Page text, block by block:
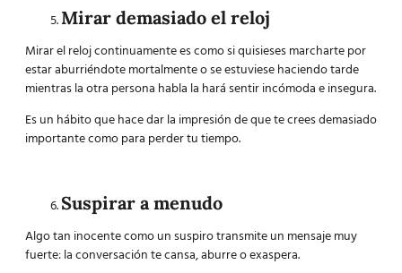
Mirar demasiado el reloj
Mirar el reloj continuamente es como si quisieses marcharte por
estar aburriéndote mortalmente o se estuviese haciendo tarde
mientras la otra persona habla la hará sentir incómoda e insegura.
Es un hábito que hace dar la impresión de que te crees demasiado
importante como para perder tu tiempo.
Suspirar a menudo
Algo tan inocente como un suspiro transmite un mensaje muy
fuerte: la conversación te cansa, aburre o exaspera.